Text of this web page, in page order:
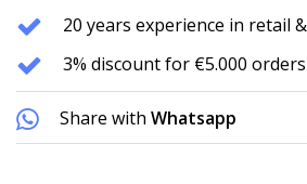
20 years experience in retail
3% discount for €5.000 orders
Share with Whatsapp